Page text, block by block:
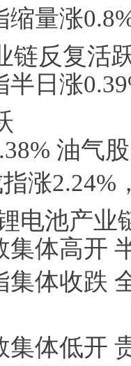
缩量涨
链反复活
日涨
油气
涨2.24%
电池产业
集体高开
集体收跌
集体低开